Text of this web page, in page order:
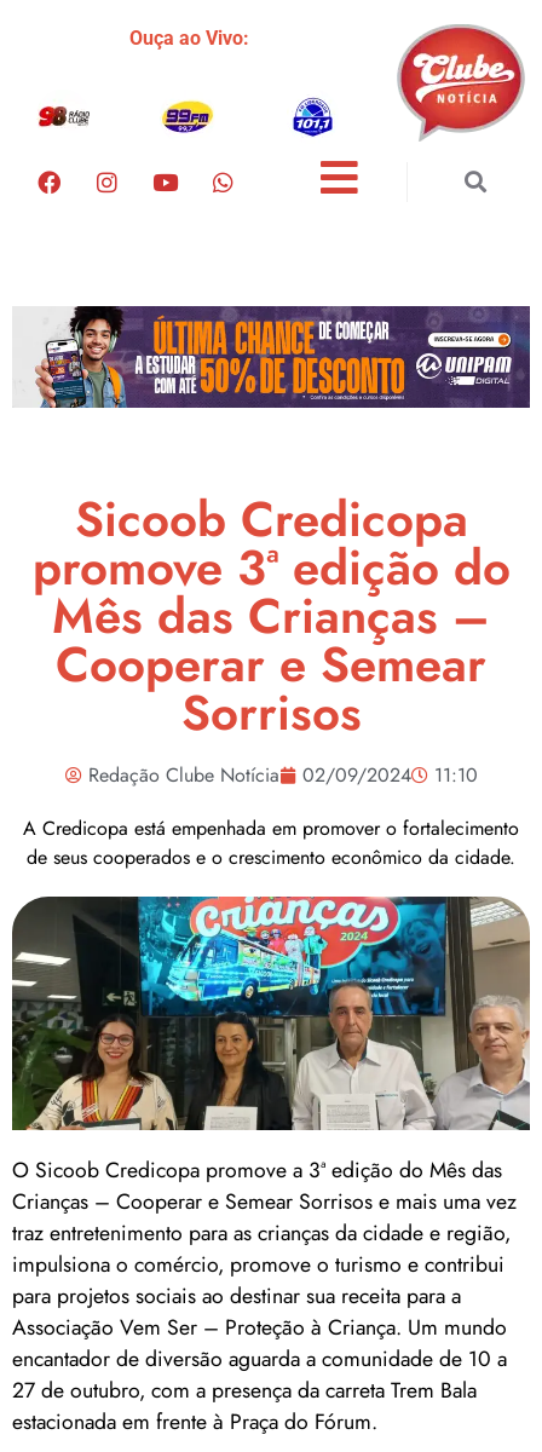
Ouça ao Vivo:
Sicoob Credicopa
promove 3ª edição do
Mês das Crianças –
Cooperar e Semear
Sorrisos
Redação Clube Notícia 02/09/2024
11:10
A Credicopa está empenhada em promover o fortalecimento
de seus cooperados e o crescimento econômico da cidade.
O Sicoob Credicopa promove a 3ª edição do Mês das
Crianças – Cooperar e Semear Sorrisos e mais uma vez
traz entretenimento para as crianças da cidade e região,
impulsiona o comércio, promove o turismo e contribui
para projetos sociais ao destinar sua receita para a
Associação Vem Ser – Proteção à Criança. Um mundo
encantador de diversão aguarda a comunidade de 10 a
27 de outubro, com a presença da carreta Trem Bala
estacionada em frente à Praça do Fórum.